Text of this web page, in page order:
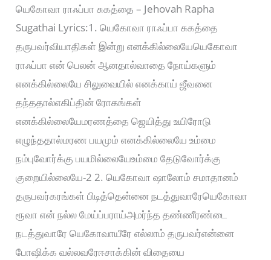
யெகோவா ராஃப்பா சுகத்தை – Jehovah Rapha
Sugathai Lyrics:1. யெகோவா ராஃப்பா சுகத்தை
தருபவர்வியாதிகள் இன்று எனக்கில்லையேயெகோவா
ராஃப்பா என் பெலன் ஆனதால்வாதை நோய்களும்
எனக்கில்லையே சிலுவையில் எனக்காய் ஜீவனை
தந்ததால்எகிப்தின் ரோகங்கள்
எனக்கில்லையேமரணத்தை ஜெயித்து உயிரோடு
எழுந்ததால்மரண பயமும் எனக்கில்லையே உம்மை
நம்புவோர்க்கு பயமில்லையேஉம்மை தேடுவோர்க்கு
குறையில்லையே-2 2. யெகோவா ஷாலோம் சமாதானம்
தருபவர்கரங்கள் பிடித்தென்னை நடத்துவாரேயெகோவா
ரூவா என் நல்ல மேய்ப்பராய்அமர்ந்த தண்ணீரண்டை
நடத்துவாரே யெகோவாயீரே எல்லாம் தருபவர்என்னை
போஷிக்க வல்லவரேஈசாக்கின் விதையை